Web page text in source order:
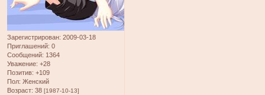
Зарегистрирован: 2009-03-18
Приглашений: 0
Сообщений: 1364
Уважение: +28
Позитив: +109
Пол: Женский
Возраст: 38 [1987-10-13]